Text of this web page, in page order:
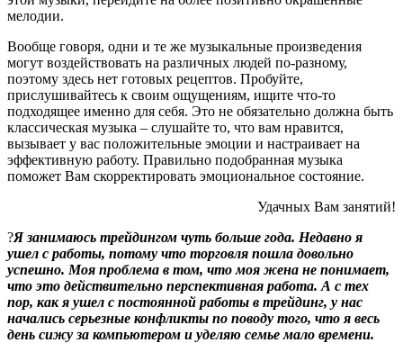
мелодии.
Вообще говоря, одни и те же музыкальные произведения
могут воздействовать на различных людей по-разному,
поэтому здесь нет готовых рецептов. Пробуйте,
прислушивайтесь к своим ощущениям, ищите что-то
подходящее именно для себя. Это не обязательно должна быть
классическая музыка – слушайте то, что вам нравится,
вызывает у вас положительные эмоции и настраивает на
эффективную работу. Правильно подобранная музыка
поможет Вам скорректировать эмоциональное состояние.
Удачных Вам занятий!
?Я занимаюсь трейдингом чуть больше года. Недавно я
ушел с работы, потому что торговля пошла довольно
успешно. Моя проблема в том, что моя жена не понимает,
что это действительно перспективная работа. А с тех
пор, как я ушел с постоянной работы в трейдинг, у нас
начались серьезные конфликты по поводу того, что я весь
день сижу за компьютером и уделяю семье мало времени.